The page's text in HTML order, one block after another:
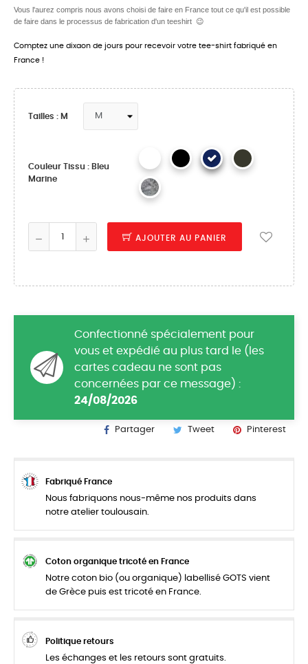
Vous l'aurez compris nous avons choisi de faire en France tout ce qu'il est possible
de faire dans le processus de fabrication d'un teeshirt 😉
Comptez une dixaon de jours pour recevoir votre tee-shirt fabriqué en
France !
Tailles : M
Couleur Tissu : Bleu
Marine
AJOUTER AU PANIER
Confectionné spécialement pour
vous et expédié au plus tard le (les
cartes cadeau ne sont pas
concernées par ce message) :
24/08/2026
Partager Tweet Pinterest
Fabriqué France
Nous fabriquons nous-même nos produits dans
notre atelier toulousain.
Coton organique tricoté en France
Notre coton bio (ou organique) labellisé GOTS vient
de Grèce puis est tricoté en France.
Politique retours
Les échanges et les retours sont gratuits.